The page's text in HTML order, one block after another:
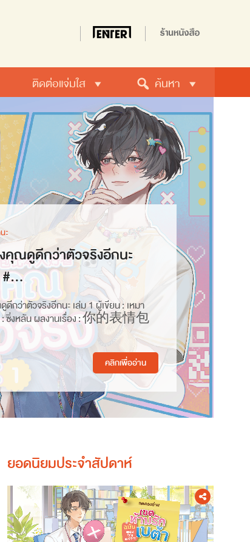
ติดต่อแจ่มใส ค้นหา
ะ
คุณดูดีกว่าตัวจริงอีกนะ
#...
กว่าตัวจริงอีกนะ เล่ม 1 ผู้เขียน : เหมา
ซิ่งหลัน ผลงานเรื่อง : 你的表情包
คลิกเพื่ออ่าน
ยอดนิยมประจำสัปดาห์